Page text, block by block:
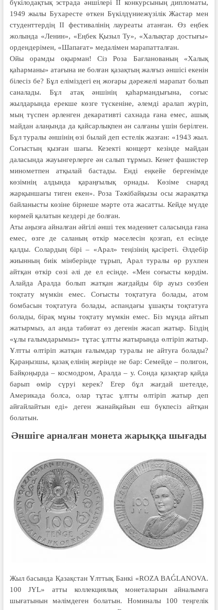
бүкілодақтық эстрада әншілері ІІ конкурсының дипломаты,
1949 жылы Бухаресте өткен Бүкілдүниежүзілік Жастар мен
студенттердің ІІ фестивалінің лауреаты атанған. Өз еңбек
жолында «Ленин», «Еңбек Қызыл Ту», «Халықтар достығы»
ордендерімен, «Шапағат» медалімен марапатталған.
Ойы орамды оқырман! Сіз Роза Бағланованың «Халық
қаһарманы» атағына ие болған қазақтың жалғыз әншісі екенін
білесіз бе? Бұл еліміздегі ең жоғары дәрежелі марапат болып
саналады. Бұл атақ әншінің қаһармандығына, соғыс
жылдарында ерекше көзге түскеніне, әлемді аралап жүріп,
мың түспен әрленген декаративті сахнада ғана емес, ашық
майдан алаңында да қайсарлықпен ән салғаны үшін берілген.
Бұл туралы әншінің өзі былай деп естелік жазған: «1943 жыл.
Соғыстың қызған шағы. Кезекті концерт кезінде майдан
даласында жауынгерлерге ән салып тұрмыз. Кенет фашистер
минометпен атқылай бастады. Енді еңкейе бергенімде
көзімнің алдында қараңғылық орнады. Көзіме снаряд
жарқыншағы тиген екен». Роза Тәжібайқызы осы жарақатқа
байланысты көзіне бірнеше мәрте ота жасатты. Кейде мүлде
көрмей қалатын кездері де болған.
Аты аңызға айналған әйгілі әнші тек мәдениет саласында ғана
емес, өзге де саланың өткір мәселесін қозғап, ел есінде
қалды. Солардың бірі – «Арал» теңізінің қасіреті. Әлдебір
жиынның биік мінберінде тұрып, Арал туралы өр рухпен
айтқан өткір сөзі әлі де ел есінде. «Мен соғысты көрдім.
Алайда Аралда болып жатқан жағдайды бір ауыз сөзбен
тоқтату мүмкін емес. Соғысты тоқтатуға болады, атом
бомбасын тоқтатуға болады, аспандағы ұшақты тоқтатуға
болады, бірақ мұны тоқтату мүмкін емес. Біз мұнда айтып
жатырмыз, ал анда табиғат өз дегенін жасап жатыр. Біздің
«ұлы ғалымдарымыз» тұтас ұлтты жатырында өлтіріп жатыр.
Ұлтты өлтіріп жатқан ғалымдар туралы не айтуға болады?
Қараңызшы, қазақ елінің жерінде не бар: Семейде – полигон,
Байқоңырда – космодром, Аралда – у. Сонда қазақтар қайда
барып өмір сүруі керек? Егер бұл жағдай шетелде,
Америкада болса, олар тұтас ұлтты өлтіріп жатыр деп
айғайлайтын еді» деген жанайқайын еш бүкпесіз айтқан
болатын.
Әншіге арналған монета жарыққа шығады
Жыл басында Қазақстан Ұлттық Банкі «ROZA BAǴLANOVA.
100 JYL» атты коллекциялық монеталарын айналымға
шығатынын мәлімдеген болатын. Номиналы 100 теңгелік